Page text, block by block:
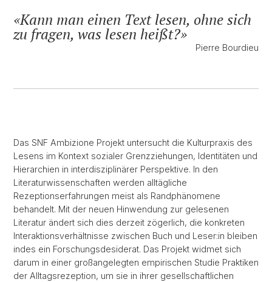
Kann man einen Text lesen, ohne sich
zu fragen, was lesen heißt?
Pierre Bourdieu
Das SNF Ambizione Projekt untersucht die Kulturpraxis des
Lesens im Kontext sozialer Grenzziehungen, Identitäten und
Hierarchien in interdisziplinärer Perspektive. In den
Literaturwissenschaften werden alltägliche
Rezeptionserfahrungen meist als Randphänomene
behandelt. Mit der neuen Hinwendung zur gelesenen
Literatur ändert sich dies derzeit zögerlich, die konkreten
Interaktionsverhältnisse zwischen Buch und Leser:in bleiben
indes ein Forschungsdesiderat. Das Projekt widmet sich
darum in einer großangelegten empirischen Studie Praktiken
der Alltagsrezeption, um sie in ihrer gesellschaftlichen